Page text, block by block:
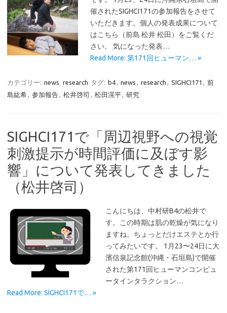
催されたSIGHCI171の参加報告をさせて
いただきます。個人の発表成果について
はこちら（前島 松井 松田）をご覧くだ
さい。 気になった発表…
Read More: 第171回ヒューマン… »
カテゴリー: news research タグ: b4, news , research , SIGHCI171 , 前
島紘希, 参加報告, 松井啓司 , 松田滉平, 研究
SIGHCI171で「周辺視野への視覚
刺激提示が時間評価に及ぼす影
響」について発表してきました
（松井啓司）
こんにちは、中村研B4の松井で
す。この時期は肌の乾燥が気になり
ますね。ちょっとだけエステとか行
ってみたいです。 1月23〜24日に大
濱信泉記念館(沖縄・石垣島)で開催
された第171回ヒューマンコンピュ
ータインタラクション…
Read More: SIGHCI171で… »